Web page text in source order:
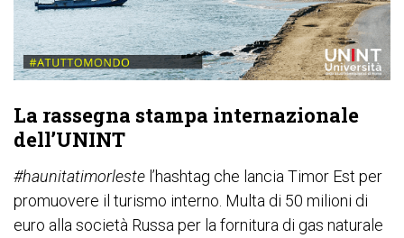
La rassegna stampa internazionale
dell’UNINT
#haunitatimorleste l’hashtag che lancia Timor Est per
promuovere il turismo interno. Multa di 50 milioni di
euro alla società Russa per la fornitura di gas naturale